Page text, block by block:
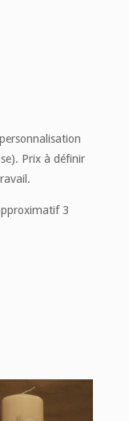
Prix à définir
3